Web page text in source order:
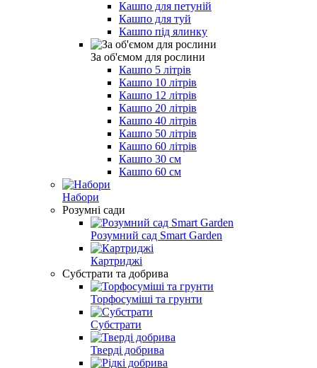
Кашпо для петуній
Кашпо для туй
Кашпо під ялинку
За об'ємом для рослини
Кашпо 5 літрів
Кашпо 10 літрів
Кашпо 12 літрів
Кашпо 20 літрів
Кашпо 40 літрів
Кашпо 50 літрів
Кашпо 60 літрів
Кашпо 30 см
Кашпо 60 см
Набори
Розумні сади
Розумний сад Smart Garden
Картриджі
Субстрати та добрива
Торфосуміші та грунти
Субстрати
Тверді добрива